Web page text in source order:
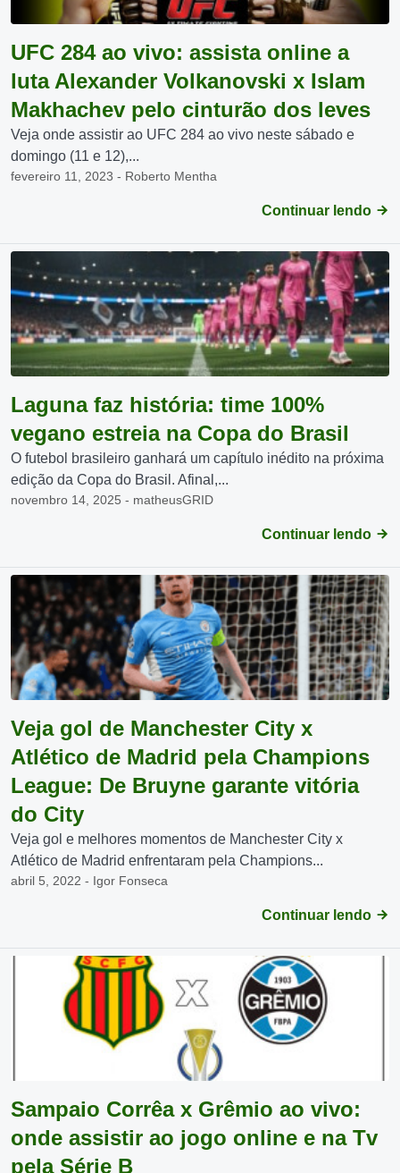
UFC 284 ao vivo: assista online a
luta Alexander Volkanovski x Islam
Makhachev pelo cinturão dos leves
Veja onde assistir ao UFC 284 ao vivo neste sábado e
domingo (11 e 12),...
fevereiro 11, 2023 - Roberto Mentha
Continuar lendo
Laguna faz história: time 100%
vegano estreia na Copa do Brasil
O futebol brasileiro ganhará um capítulo inédito na próxima
edição da Copa do Brasil. Afinal,...
novembro 14, 2025 - matheusGRID
Continuar lendo
Veja gol de Manchester City x
Atlético de Madrid pela Champions
League: De Bruyne garante vitória
do City
Veja gol e melhores momentos de Manchester City x
Atlético de Madrid enfrentaram pela Champions...
abril 5, 2022 - Igor Fonseca
Continuar lendo
Sampaio Corrêa x Grêmio ao vivo:
onde assistir ao jogo online e na Tv
pela Série B